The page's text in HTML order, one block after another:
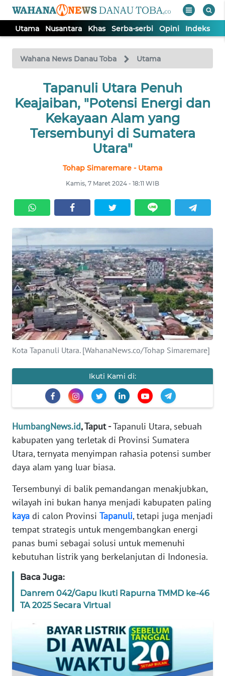
Utama Nusantara Khas Serba-serbi Opini Indeks
Wahana News Danau Toba Utama
Tapanuli Utara Penuh
Keajaiban, "Potensi Energi dan
Kekayaan Alam yang
Tersembunyi di Sumatera
Utara"
Tohap Simaremare - Utama
Kamis, 7 Maret 2024 - 18:11 WIB
Kota Tapanuli Utara. [WahanaNews.co/Tohap Simaremare]
Ikuti Kami di:
HumbangNews.id, Taput -Tapanuli Utara, sebuah
kabupaten yang terletak di Provinsi Sumatera
Utara, ternyata menyimpan rahasia potensi sumber
daya alam yang luar biasa.
Tersembunyi di balik pemandangan menakjubkan,
wilayah ini bukan hanya menjadi kabupaten paling
kaya di calon Provinsi Tapanuli, tetapi juga menjadi
tempat strategis untuk mengembangkan energi
panas bumi sebagai solusi untuk memenuhi
kebutuhan listrik yang berkelanjutan di Indonesia.
Baca Juga:
Danrem 042/Gapu Ikuti Rapurna TMMD ke-46
TA 2025 Secara Virtual
TV
Tutup
NUSANTARA
OPINI
Informasi
INDEKS
BERITA
KONTAK
KAMI
INFO
TENTANG
PEDOMAN
SIBER
REDAKSI
DISCLAIMER
Wahana
News
Regional
WN
SUMUT
JABAR